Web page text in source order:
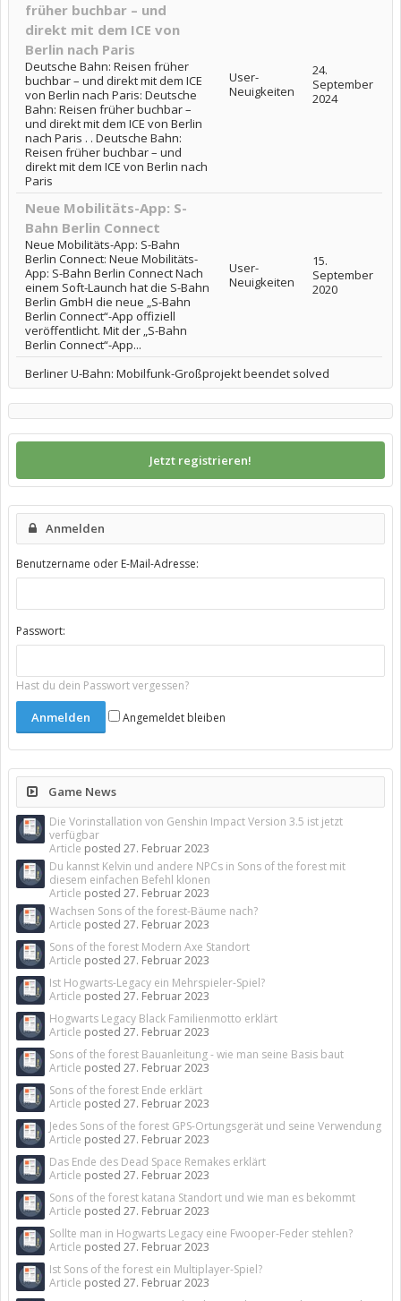
früher buchbar – und
direkt mit dem ICE von
Berlin nach Paris
Deutsche Bahn: Reisen früher
buchbar – und direkt mit dem ICE
von Berlin nach Paris: Deutsche
Bahn: Reisen früher buchbar –
und direkt mit dem ICE von Berlin
nach Paris . . Deutsche Bahn:
Reisen früher buchbar – und
direkt mit dem ICE von Berlin nach
Paris
User-
Neuigkeiten
24.
September
2024
Neue Mobilitäts-App: S-
Bahn Berlin Connect
Neue Mobilitäts-App: S-Bahn
Berlin Connect: Neue Mobilitäts-
App: S-Bahn Berlin Connect Nach
einem Soft-Launch hat die S-Bahn
Berlin GmbH die neue „S-Bahn
Berlin Connect“-App offiziell
veröffentlicht. Mit der „S-Bahn
Berlin Connect“-App...
User-
Neuigkeiten
15.
September
2020
Berliner U-Bahn: Mobilfunk-Großprojekt beendet solved
Jetzt registrieren!
Anmelden
Benutzername oder E-Mail-Adresse:
Passwort:
Hast du dein Passwort vergessen?
Angemeldet bleiben
Game News
Die Vorinstallation von Genshin Impact Version 3.5 ist jetzt
verfügbar
Article posted 27. Februar 2023
Du kannst Kelvin und andere NPCs in Sons of the forest mit
diesem einfachen Befehl klonen
Article posted 27. Februar 2023
Wachsen Sons of the forest-Bäume nach?
Article posted 27. Februar 2023
Sons of the forest Modern Axe Standort
Article posted 27. Februar 2023
Ist Hogwarts-Legacy ein Mehrspieler-Spiel?
Article posted 27. Februar 2023
Hogwarts Legacy Black Familienmotto erklärt
Article posted 27. Februar 2023
Sons of the forest Bauanleitung - wie man seine Basis baut
Article posted 27. Februar 2023
Sons of the forest Ende erklärt
Article posted 27. Februar 2023
Jedes Sons of the forest GPS-Ortungsgerät und seine Verwendung
Article posted 27. Februar 2023
Das Ende des Dead Space Remakes erklärt
Article posted 27. Februar 2023
Sons of the forest katana Standort und wie man es bekommt
Article posted 27. Februar 2023
Sollte man in Hogwarts Legacy eine Fwooper-Feder stehlen?
Article posted 27. Februar 2023
Ist Sons of the forest ein Multiplayer-Spiel?
Article posted 27. Februar 2023